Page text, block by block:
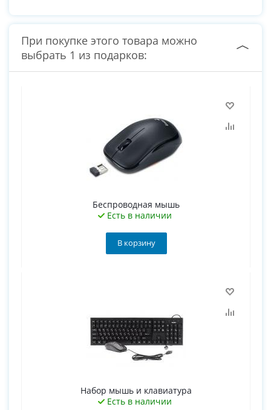
При покупке этого товара можно
выбрать 1 из подарков:
Беспроводная мышь
Есть в наличии
В корзину
Набор мышь и клавиатура
Есть в наличии